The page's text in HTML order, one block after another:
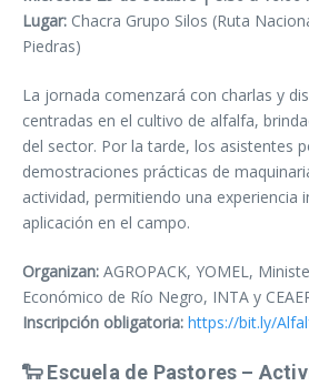
Lugar: Chacra Grupo Silos (Ruta
Piedras)
La jornada comenzará con charlas y
centradas en el cultivo de alfalfa,
del sector. Por la tarde, los asistentes
demostraciones prácticas de
actividad, permitiendo una experiencia
aplicación en el campo.
Organizan: AGROPACK, YOMEL,
Económico de Río Negro, INTA y
Inscripción obligatoria: https://bit.ly/
🐑Escuela de Pastores –